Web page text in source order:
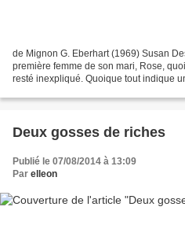
de Mignon G. Eberhart (1969) Susan
première femme de son mari, Rose,
resté inexpliqué. Quoique tout indique
Deux gosses de riches
Publié le 07/08/2014 à 13:09
Par elleon